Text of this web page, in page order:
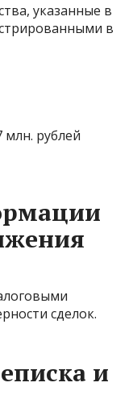
указанные в
в
рублей
сделок.
и